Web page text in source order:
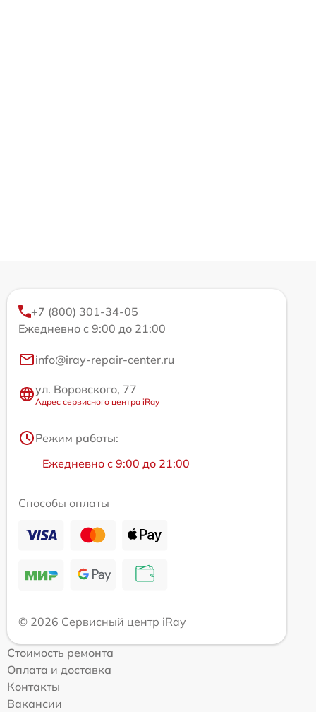
+7 (800) 301-34-05
Ежедневно с 9:00 до 21:00
info@iray-repair-center.ru
ул. Воровского, 77
Адрес сервисного центра iRay
Режим работы:
Ежедневно с 9:00 до 21:00
Способы оплаты
© 2026 Сервисный центр iRay
Стоимость ремонта
Оплата и доставка
Контакты
Вакансии